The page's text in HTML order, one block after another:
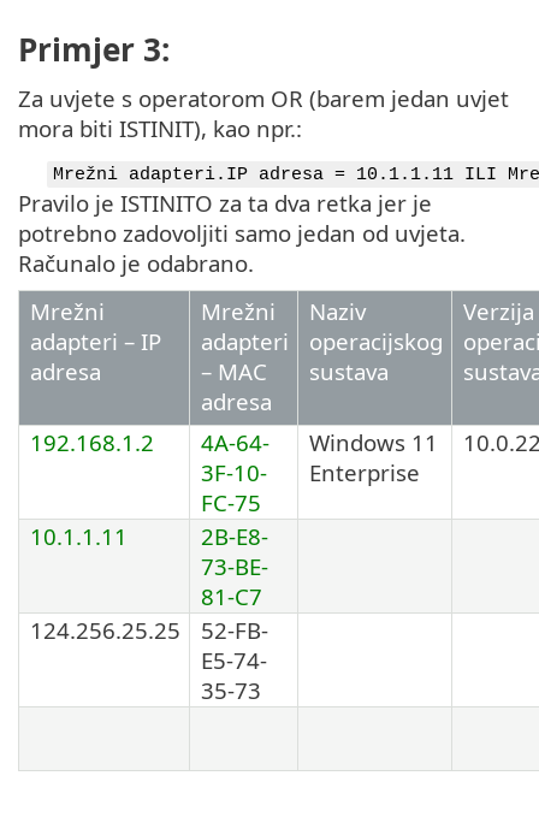
Primjer 3:
Za uvjete s operatorom OR (barem jedan uvjet
mora biti ISTINIT), kao npr.:
Mrežni adapteri.IP adresa = 10.1.1.11 ILI
Pravilo je ISTINITO za ta dva retka jer je
potrebno zadovoljiti samo jedan od uvjeta.
Računalo je odabrano.
Mrežni
adapteri – IP
adresa
Mrežni
adapteri
– MAC
adresa
Naziv
operacijskog
sustava
Verzija
192.168.1.2
4A-64-
3F-10-
FC-75
Windows 11
Enterprise
10.1.1.11
2B-E8-
73-BE-
81-C7
124.256.25.25
52-FB-
E5-74-
35-73